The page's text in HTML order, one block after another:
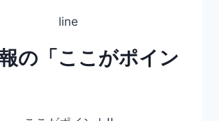
の「ここがポイン